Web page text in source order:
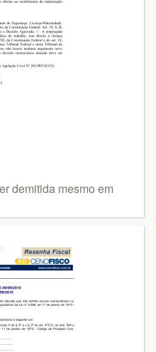
demitida mesmo em